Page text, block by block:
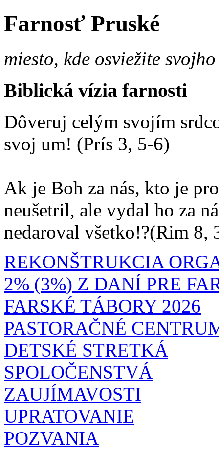
Farnosť Pruské
miesto, kde osviežite
Biblická vízia farnosti
Dôveruj celým svojím
svoj um! (Prís 3, 5-6)
Ak je Boh za nás, kto je
neušetril, ale vydal ho za
nedaroval všetko!?(Rim 8,
REKONŠTRUKCIA
2% (3%) Z DANÍ PRE
FARSKÉ TÁBORY 2026
PASTORAČNÉ
DETSKÉ STRETKÁ
SPOLOČENSTVÁ
ZAUJÍMAVOSTI
UPRATOVANIE
POZVANIA